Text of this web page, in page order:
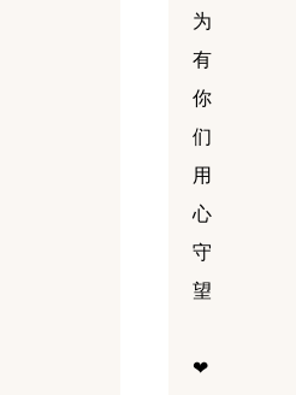
为
有
你
们
用
心
守
望
❤